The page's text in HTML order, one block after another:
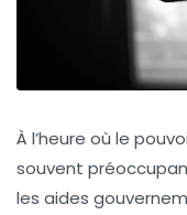
À l’heure où le
souvent
les aides